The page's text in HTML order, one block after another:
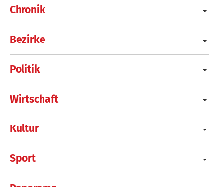
Chronik
Bezirke
Politik
Wirtschaft
Kultur
Sport